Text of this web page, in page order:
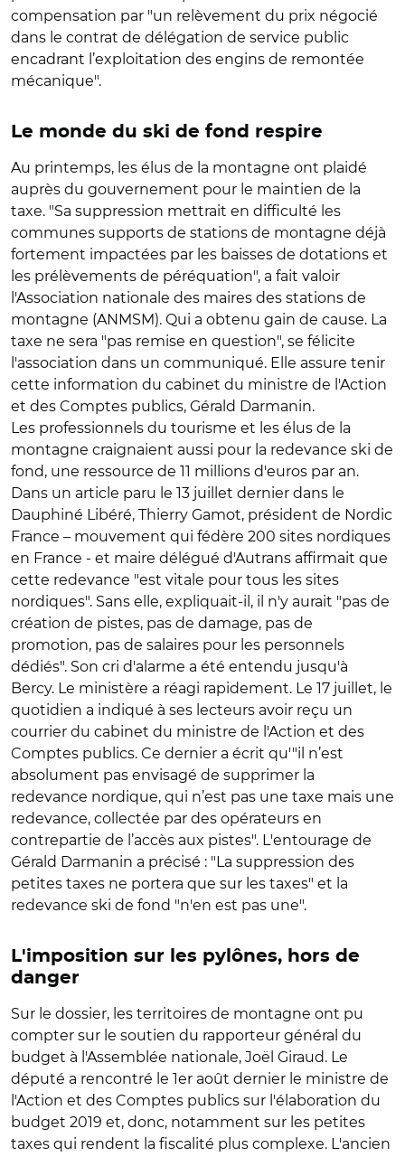
compensation par "un relèvement du prix négocié
dans le contrat de délégation de service public
encadrant l’exploitation des engins de remontée
mécanique".
Le monde du ski de fond respire
Au printemps, les élus de la montagne ont plaidé
auprès du gouvernement pour le maintien de la
taxe. "Sa suppression mettrait en difficulté les
communes supports de stations de montagne déjà
fortement impactées par les baisses de dotations et
les prélèvements de péréquation", a fait valoir
l'Association nationale des maires des stations de
montagne (ANMSM). Qui a obtenu gain de cause. La
taxe ne sera "pas remise en question", se félicite
l'association dans un communiqué. Elle assure tenir
cette information du cabinet du ministre de l'Action
et des Comptes publics, Gérald Darmanin.
Les professionnels du tourisme et les élus de la
montagne craignaient aussi pour la redevance ski de
fond, une ressource de 11 millions d'euros par an.
Dans un article paru le 13 juillet dernier dans le
Dauphiné Libéré, Thierry Gamot, président de Nordic
France – mouvement qui fédère 200 sites nordiques
en France - et maire délégué d'Autrans affirmait que
cette redevance "est vitale pour tous les sites
nordiques". Sans elle, expliquait-il, il n'y aurait "pas de
création de pistes, pas de damage, pas de
promotion, pas de salaires pour les personnels
dédiés". Son cri d'alarme a été entendu jusqu'à
Bercy. Le ministère a réagi rapidement. Le 17 juillet, le
quotidien a indiqué à ses lecteurs avoir reçu un
courrier du cabinet du ministre de l'Action et des
Comptes publics. Ce dernier a écrit qu'"il n’est
absolument pas envisagé de supprimer la
redevance nordique, qui n’est pas une taxe mais une
redevance, collectée par des opérateurs en
contrepartie de l’accès aux pistes". L'entourage de
Gérald Darmanin a précisé : "La suppression des
petites taxes ne portera que sur les taxes" et la
redevance ski de fond "n'en est pas une".
L'imposition sur les pylônes, hors de
danger
Sur le dossier, les territoires de montagne ont pu
compter sur le soutien du rapporteur général du
budget à l'Assemblée nationale, Joël Giraud. Le
député a rencontré le 1er août dernier le ministre de
l'Action et des Comptes publics sur l'élaboration du
budget 2019 et, donc, notamment sur les petites
taxes qui rendent la fiscalité plus complexe. L'ancien